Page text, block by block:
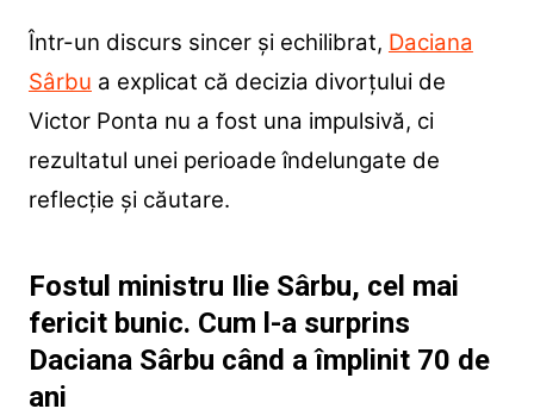
Într-un discurs sincer și echilibrat, Daciana
Sârbu a explicat că decizia divorțului de
Victor Ponta nu a fost una impulsivă, ci
rezultatul unei perioade îndelungate de
reflecție și căutare.
Fostul ministru Ilie Sârbu, cel mai
fericit bunic. Cum l-a surprins
Daciana Sârbu când a împlinit 70 de
ani